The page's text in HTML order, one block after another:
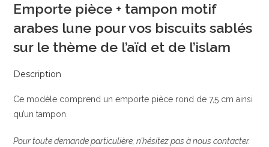
Emporte pièce + tampon motif
arabes lune pour vos biscuits sablés
sur le thème de l’aïd et de l’islam
Description
Ce modèle comprend un emporte pièce rond de 7,5 cm ainsi
qu’un tampon.
Pour toute demande particulière, n’hésitez pas à nous contacter.